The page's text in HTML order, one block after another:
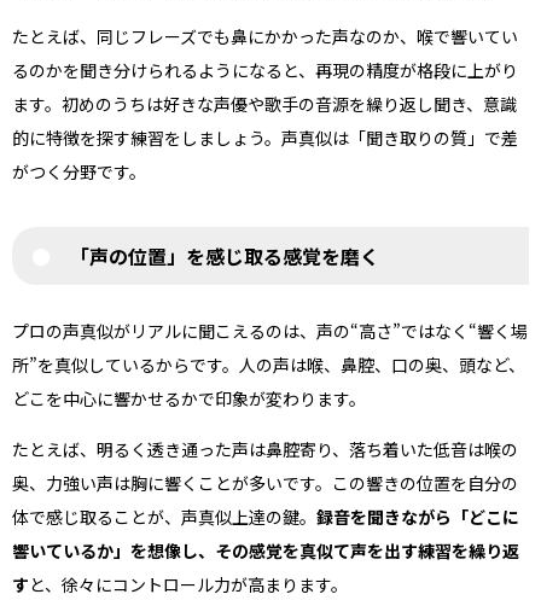
たとえば、同じフレーズでも鼻にかかった声なのか、喉で響いてい
るのかを聞き分けられるようになると、再現の精度が格段に上がり
ます。初めのうちは好きな声優や歌手の音源を繰り返し聞き、意識
的に特徴を探す練習をしましょう。声真似は「聞き取りの質」で差
がつく分野です。
「声の位置」を感じ取る感覚を磨く
プロの声真似がリアルに聞こえるのは、声の“高さ”ではなく“響く場
所”を真似しているからです。人の声は喉、鼻腔、口の奥、頭など、
どこを中心に響かせるかで印象が変わります。
たとえば、明るく透き通った声は鼻腔寄り、落ち着いた低音は喉の
奥、力強い声は胸に響くことが多いです。この響きの位置を自分の
体で感じ取ることが、声真似上達の鍵。 録音を聞きながら「どこに
響いているか」を想像し、その感覚を真似て声を出す練習を繰り返
すと、徐々にコントロール力が高まります。